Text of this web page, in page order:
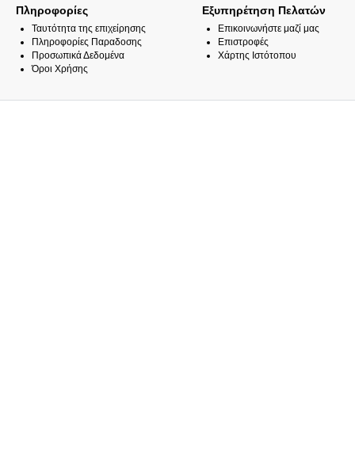
Πληροφορίες
Ταυτότητα της επιχείρησης
Πληροφορίες Παραδοσης
Προσωπικά Δεδομένα
Όροι Χρήσης
Εξυπηρέτηση Πελατών
Επικοινωνήστε μαζί μας
Επιστροφές
Χάρτης Ιστότοπου